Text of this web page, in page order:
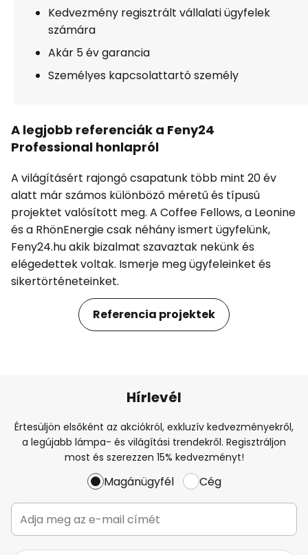
Kedvezmény regisztrált vállalati ügyfelek
számára
Akár 5 év garancia
Személyes kapcsolattartó személy
A legjobb referenciák a Feny24
Professional honlapról
A világításért rajongó csapatunk több mint 20 év
alatt már számos különböző méretű és típusú
projektet valósított meg. A Coffee Fellows, a Leonine
és a RhönEnergie csak néhány ismert ügyfelünk,
Feny24.hu akik bizalmat szavaztak nekünk és
elégedettek voltak. Ismerje meg ügyfeleinket és
sikertörténeteinket.
Referencia projektek
Hírlevél
Értesüljön elsőként az akciókról, exkluzív kedvezményekről,
a legújabb lámpa- és világítási trendekről. Regisztráljon
most és szerezzen 15% kedvezményt!
Magánügyfél Cég